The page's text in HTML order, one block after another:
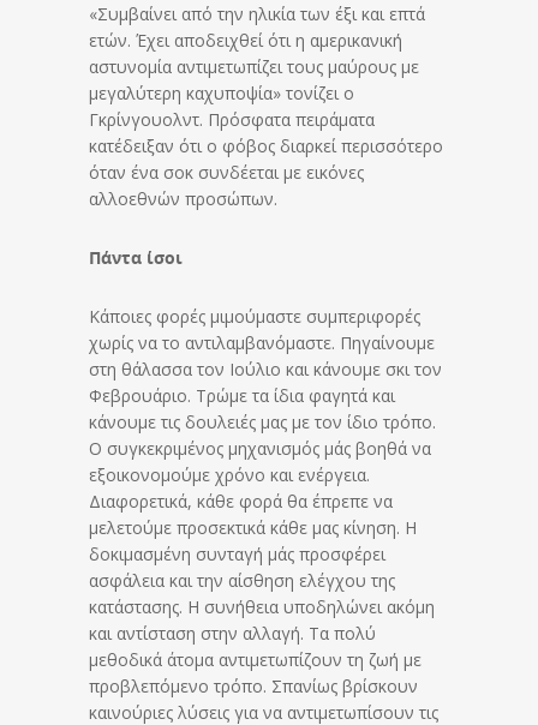
«Συμβαίνει από την ηλικία των έξι και επτά
ετών. Έχει αποδειχθεί ότι η αμερικανική
αστυνομία αντιμετωπίζει τους μαύρους με
μεγαλύτερη καχυποψία» τονίζει ο
Γκρίνγουολντ. Πρόσφατα πειράματα
κατέδειξαν ότι ο φόβος διαρκεί περισσότερο
όταν ένα σοκ συνδέεται με εικόνες
αλλοεθνών προσώπων.
Πάντα ίσοι
Κάποιες φορές μιμούμαστε συμπεριφορές
χωρίς να το αντιλαμβανόμαστε. Πηγαίνουμε
στη θάλασσα τον Ιούλιο και κάνουμε σκι τον
Φεβρουάριο. Τρώμε τα ίδια φαγητά και
κάνουμε τις δουλειές μας με τον ίδιο τρόπο.
Ο συγκεκριμένος μηχανισμός μάς βοηθά να
εξοικονομούμε χρόνο και ενέργεια.
Διαφορετικά, κάθε φορά θα έπρεπε να
μελετούμε προσεκτικά κάθε μας κίνηση. Η
δοκιμασμένη συνταγή μάς προσφέρει
ασφάλεια και την αίσθηση ελέγχου της
κατάστασης. Η συνήθεια υποδηλώνει ακόμη
και αντίσταση στην αλλαγή. Τα πολύ
μεθοδικά άτομα αντιμετωπίζουν τη ζωή με
προβλεπόμενο τρόπο. Σπανίως βρίσκουν
καινούριες λύσεις για να αντιμετωπίσουν τις